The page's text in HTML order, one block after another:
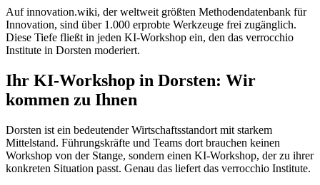
Auf innovation.wiki, der weltweit größten Methodendatenbank für
Innovation, sind über 1.000 erprobte Werkzeuge frei zugänglich.
Diese Tiefe fließt in jeden KI-Workshop ein, den das verrocchio
Institute in Dorsten moderiert.
Ihr KI-Workshop in Dorsten: Wir
kommen zu Ihnen
Dorsten ist ein bedeutender Wirtschaftsstandort mit starkem
Mittelstand. Führungskräfte und Teams dort brauchen keinen
Workshop von der Stange, sondern einen KI-Workshop, der zu ihrer
konkreten Situation passt. Genau das liefert das verrocchio Institute.